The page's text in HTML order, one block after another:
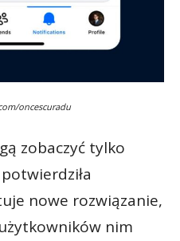
oncescuradu
zobaczyć tylko
nowe rozwiązanie,
nim